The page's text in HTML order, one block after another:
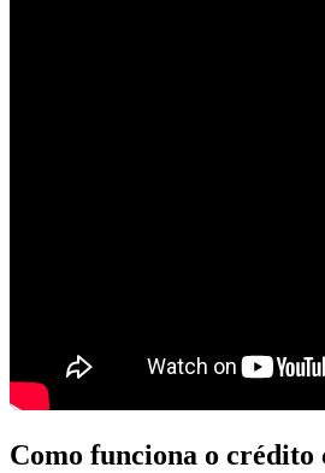
Como funciona o crédito